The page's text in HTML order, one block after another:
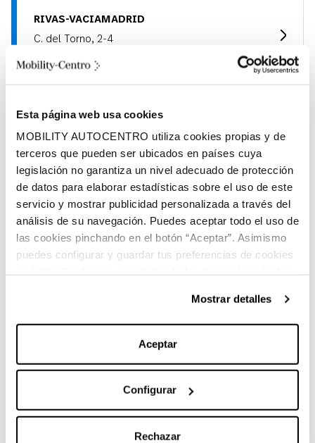
Esta página web usa cookies
MOBILITY AUTOCENTRO utiliza cookies propias y de
terceros que pueden ser ubicados en países cuya
legislación no garantiza un nivel adecuado de protección
de datos para elaborar estadísticas sobre el uso de este
servicio y mostrar publicidad personalizada a través del
análisis de su navegación. Puedes aceptar todo el uso de
las cookies pinchando en el botón “Aceptar”. Asimismo
puedes configurar y guardar tus preferencias de cookies
información sobre el uso de cookies y sus derechos vea
nuestraPolítica de Cookies.
Mostrar detalles
Aceptar
Configurar
Rechazar
RIVAS-VACIAMADRID
C. del Torno, 2-4
COLMENAR VIEJO
Ciudad Norte del Automóvil. Ctra. Madrid-
Colmenar Km 28,400
28770, Colmenar Viejo (Madrid)
ISLA DE JAVA - LAS 4 TORRES
C/ Isla De Java, 7
Avda. De Somosierrra 4 (N-I Salida 19)
28703, San Sebastián De Los Reyes (Madrid)
ALCALÁ DE HENARES